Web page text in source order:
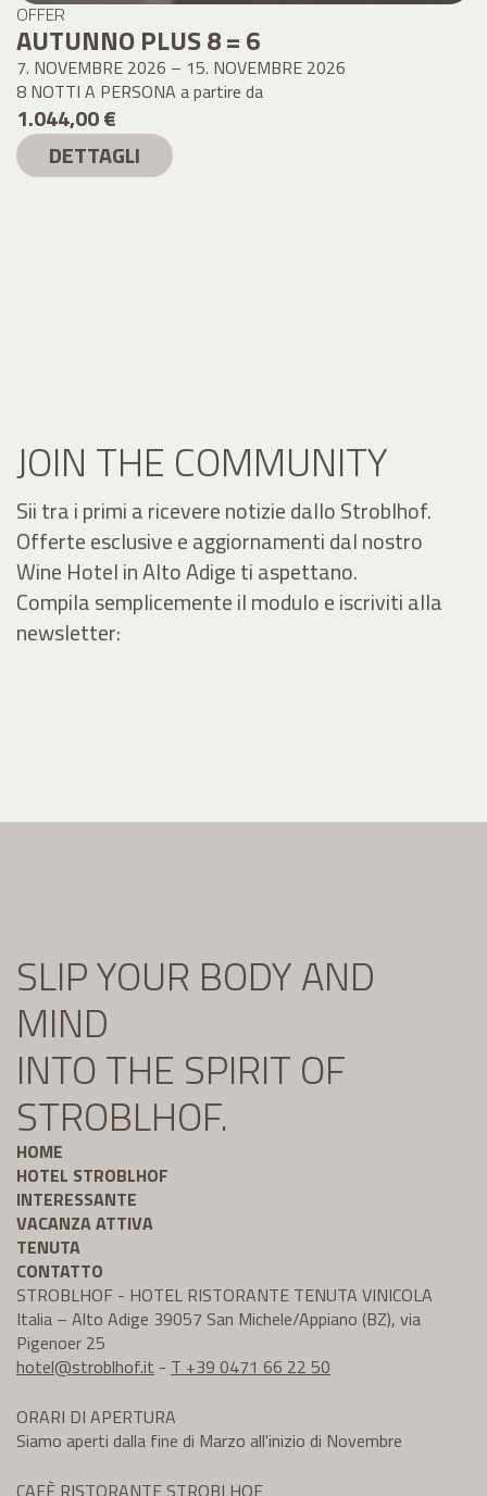
OFFER
AUTUNNO PLUS 8 = 6
7. NOVEMBRE 2026 – 15. NOVEMBRE 2026
8 NOTTI A PERSONA a partire da
1.044,00 €
DETTAGLI
JOIN THE COMMUNITY
Sii tra i primi a ricevere notizie dallo Stroblhof.
Offerte esclusive e aggiornamenti dal nostro
Wine Hotel in Alto Adige ti aspettano.
Compila semplicemente il modulo e iscriviti alla
newsletter:
SLIP YOUR BODY AND
MIND
INTO THE SPIRIT OF
STROBLHOF.
HOME
HOTEL STROBLHOF
INTERESSANTE
VACANZA ATTIVA
TENUTA
CONTATTO
STROBLHOF - HOTEL RISTORANTE TENUTA VINICOLA
Italia – Alto Adige 39057 San Michele/Appiano (BZ), via
Pigenoer 25
hotel@stroblhof.it - T +39 0471 66 22 50
ORARI DI APERTURA
Siamo aperti dalla fine di Marzo all'inizio di Novembre
CAFÈ RISTORANTE STROBLHOF